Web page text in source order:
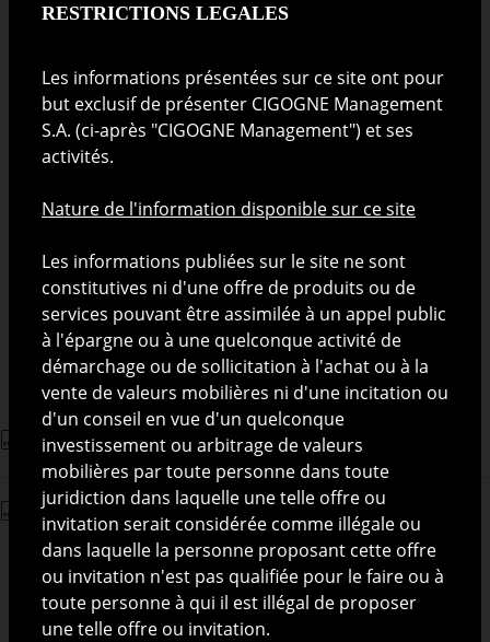
Depuis 1 an 4.56 %
Depuis 3 ans
Depuis 5 ans 17.70 %
Indicateur de risque
Faible
Prospectus Stork Acceptance S.A.
Reporting
RESTRICTIONS LEGALES
Les informations présentées sur ce site ont pour
but exclusif de présenter CIGOGNE Management
S.A. (ci-après "CIGOGNE Management") et ses
activités.
Nature de l'information disponible sur ce site
Les informations publiées sur le site ne sont
constitutives ni d'une offre de produits ou de
services pouvant être assimilée à un appel public
à l'épargne ou à une quelconque activité de
démarchage ou de sollicitation à l'achat ou à la
vente de valeurs mobilières ni d'une incitation ou
d'un conseil en vue d'un quelconque
investissement ou arbitrage de valeurs
mobilières par toute personne dans toute
juridiction dans laquelle une telle offre ou
invitation serait considérée comme illégale ou
dans laquelle la personne proposant cette offre
ou invitation n'est pas qualifiée pour le faire ou à
toute personne à qui il est illégal de proposer
une telle offre ou invitation.